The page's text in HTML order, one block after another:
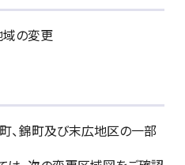
の変更
、錦町及び末広地区の一部